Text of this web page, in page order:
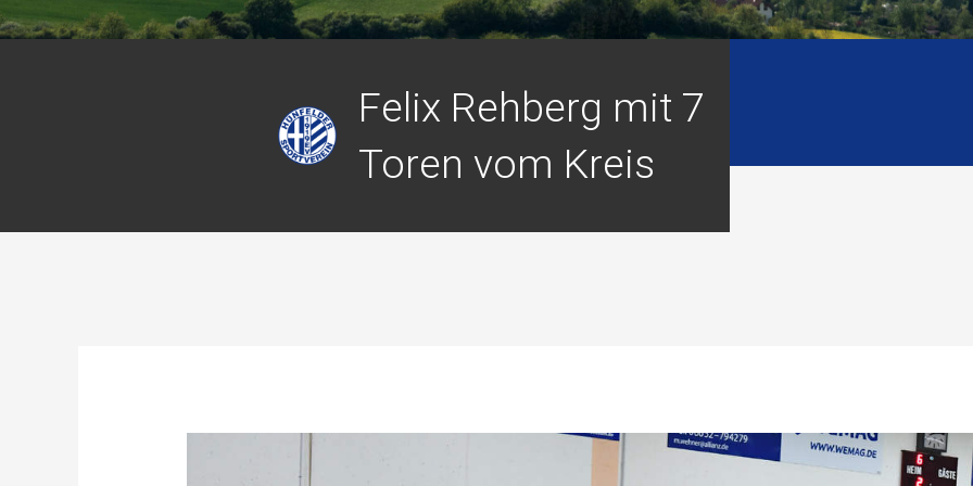
Felix Rehberg mit 7
Toren vom Kreis